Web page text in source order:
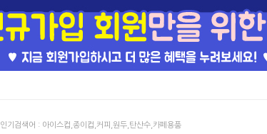
인기검색어 : 아이스컵,종이컵,커피,원두,탄산수,카페용품